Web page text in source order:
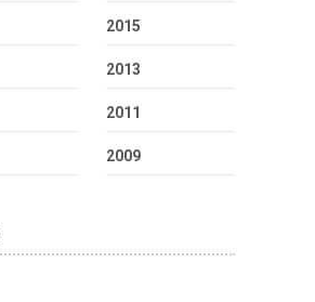
2015
2013
2011
2009